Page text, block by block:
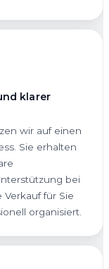
klarer
wir auf einen
Sie erhalten
bei
für Sie
organisiert.